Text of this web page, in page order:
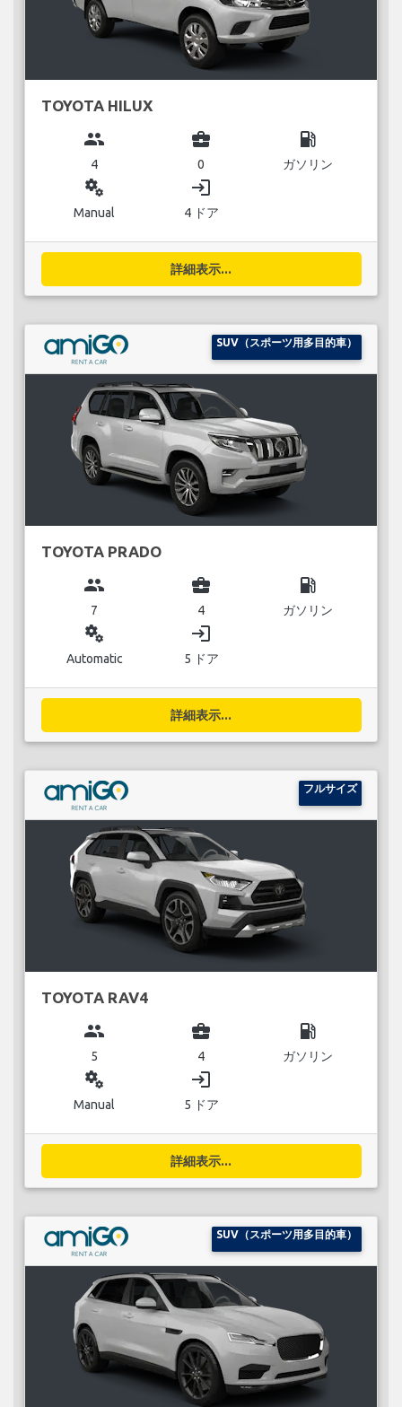
TOYOTA HILUX
group
4
business_center
0
local_gas_station
ガソリン
miscellaneous_services
Manual
login
4 ドア
詳細表示...
SUV（スポーツ用多目的車）
TOYOTA PRADO
group
7
business_center
4
local_gas_station
ガソリン
miscellaneous_services
Automatic
login
5 ドア
詳細表示...
フルサイズ
TOYOTA RAV4
group
5
business_center
4
local_gas_station
ガソリン
miscellaneous_services
Manual
login
5 ドア
詳細表示...
SUV（スポーツ用多目的車）